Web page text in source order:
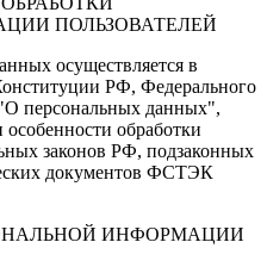
ПОЛЬЗОВАТЕЛЕЙ
осуществляется в
РФ, Федерального
персональных данных",
обработки
законов РФ, подзаконных
документов ФСТЭК
ИНФОРМАЦИИ